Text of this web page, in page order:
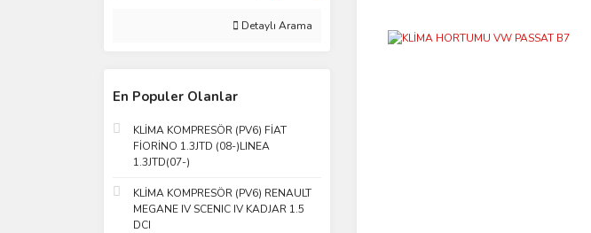
GM (5)
RENAULT (5)
BOSH (3)
CALSONİC KANSEİ (3)
OPAR (3)
Detaylı Arama
En Populer Olanlar
KLİMA KOMPRESÖR (PV6) FİAT
FİORİNO 1.3JTD (08-)LINEA
1.3JTD(07-)
KLİMA KOMPRESÖR (PV6) RENAULT
MEGANE IV SCENIC IV KADJAR 1.5
DCI